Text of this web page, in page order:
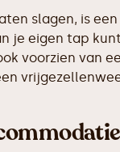
slagen, is een
je eigen tap
voorzien van